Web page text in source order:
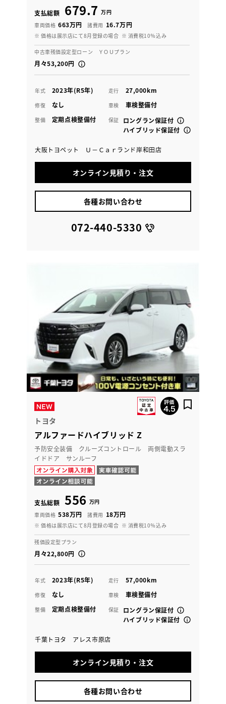
支払総額 679.7 万円
車両価格 663万円 諸費用 16.7万円
※ 価格は展示店にて8月登録の場合 ※ 消費税10％込み
中古車残価設定型ローン ＹＯＵプラン
月々53,200円
年式 2023年(R5年) 走行 27,000km
修復 なし 車検 車検整備付
整備 定期点検整備付 保証
ロングラン保証付
ハイブリッド保証付
大阪トヨペット Ｕ－Ｃａｒランド岸和田店
オンライン見積り・注文
各種お問い合わせ
072-440-5330
トヨタ
アルファードハイブリッド Z
予防安全装備 クルーズコントロール 両側電動スラ
イドドア サンルーフ
支払総額 556 万円
車両価格 538万円 諸費用 18万円
※ 価格は展示店にて8月登録の場合 ※ 消費税10％込み
残価設定型プラン
月々22,800円
年式 2023年(R5年) 走行 57,000km
修復 なし 車検 車検整備付
整備 定期点検整備付 保証
ロングラン保証付
ハイブリッド保証付
千葉トヨタ アレス市原店
オンライン見積り・注文
各種お問い合わせ